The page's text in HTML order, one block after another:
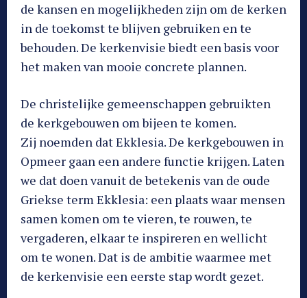
de kansen en mogelijkheden zijn om de kerken
in de toekomst te blijven gebruiken en te
behouden. De kerkenvisie biedt een basis voor
het maken van mooie concrete plannen.
De christelijke gemeenschappen gebruikten
de kerkgebouwen om bijeen te komen.
Zij noemden dat Ekklesia. De kerkgebouwen in
Opmeer gaan een andere functie krijgen. Laten
we dat doen vanuit de betekenis van de oude
Griekse term Ekklesia: een plaats waar mensen
samen komen om te vieren, te rouwen, te
vergaderen, elkaar te inspireren en wellicht
om te wonen. Dat is de ambitie waarmee met
de kerkenvisie een eerste stap wordt gezet.